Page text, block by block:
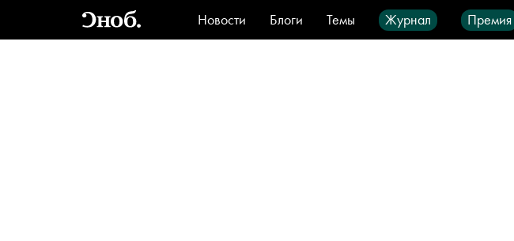
Новости Блоги Темы Журнал Премия
Стиль
Видео Город IT-